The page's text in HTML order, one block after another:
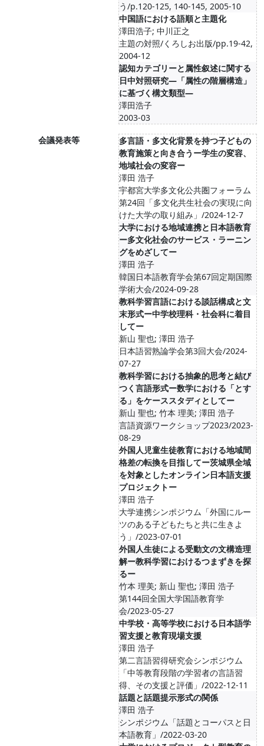
う/p.120-125, 140-145, 2005-10
中国語における語順と主題化
澤田浩子; 中川正之
主題の対照/くろしお出版/pp.19-42,
2004-12
認知カテゴリーと属性叙述に関する
日中対照研究―「属性の階層構造」
に基づく構文類型―
澤田浩子
2003-03
会議発表等
多言語・多文化背景を持つ子どもの
教育施策と向き合うー学生の変容、
地域社会の変容ー
澤田 浩子
宇都宮大学多文化公共圏フォーラム
第24回「多文化共生社会の実現に向
けた大学の取り組み」/2024-12-7
大学における地域連携と日本語教育
ー多文化社会のサービス・ラーニン
グをめざしてー
澤田 浩子
韓国日本語教育学会第67回定期国際
学術大会/2024-09-28
教科学習言語における談話構成と文
末形式ー中学校理科・社会科に着目
してー
新山 聖也; 澤田 浩子
日本語習熟論学会第3回大会/2024-
07-27
教科学習における抽象的思考と結び
つく言語形式ー数学における「とす
る」をケーススタディとしてー
新山 聖也; 竹本 理美; 澤田 浩子
言語資源ワークショップ2023/2023-
08-29
外国人児童生徒教育における地域間
格差の転換を目指してー茨城県全域
を対象としたオンライン日本語支援
プロジェクトー
澤田 浩子
大学連携シンポジウム「外国にルー
ツのある子どもたちと共に生きよ
う」/2023-07-01
外国人生徒による受動文の文構造理
解ー教科学習におけるつまずきを探
るー
竹本 理美; 新山 聖也; 澤田 浩子
第144回全国大学国語教育学
会/2023-05-27
中学校・高等学校における日本語学
習支援と教育現場支援
澤田 浩子
第二言語習得研究会シンポジウム
「中等教育段階の学習者の言語習
得、その支援と評価」/2022-12-11
話題と話題提示形式の関係
澤田 浩子
シンポジウム「話題とコーパスと日
本語教育」/2022-03-20